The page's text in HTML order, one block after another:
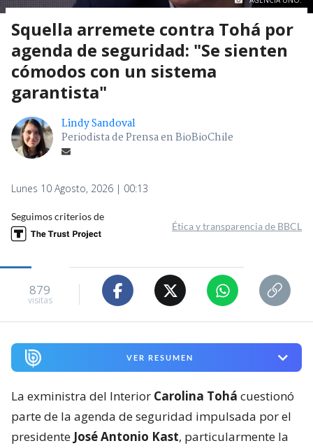
Squella arremete contra Tohá por
agenda de seguridad: "Se sienten
cómodos con un sistema
garantista"
Lindy Sandoval
Periodista de Prensa en BioBioChile
Lunes 10 Agosto, 2026 | 00:13
Seguimos criterios de
Ética y transparencia de BBCL
879
visitas
VER RESUMEN
La exministra del Interior Carolina Tohá cuestionó
parte de la agenda de seguridad impulsada por el
presidente José Antonio Kast, particularmente la